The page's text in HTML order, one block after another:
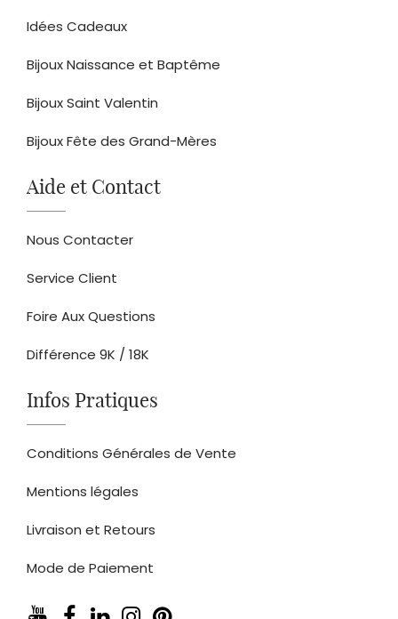
Idées Cadeaux
Bijoux Naissance et Baptême
Bijoux Saint Valentin
Bijoux Fête des Grand-Mères
Aide et Contact
Nous Contacter
Service Client
Foire Aux Questions
Différence 9K / 18K
Infos Pratiques
Conditions Générales de Vente
Mentions légales
Livraison et Retours
Mode de Paiement